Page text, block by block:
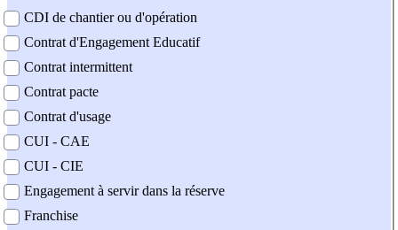
CDI de chantier ou d'opération
Contrat d'Engagement Educatif
Contrat intermittent
Contrat pacte
Contrat d'usage
CUI - CAE
CUI - CIE
Engagement à servir dans la réserve
Franchise